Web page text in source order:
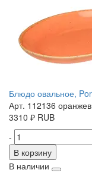
Блюдо овальное,
Арт. 112136
3310 ₽ RUB
-
В корзину
В наличии